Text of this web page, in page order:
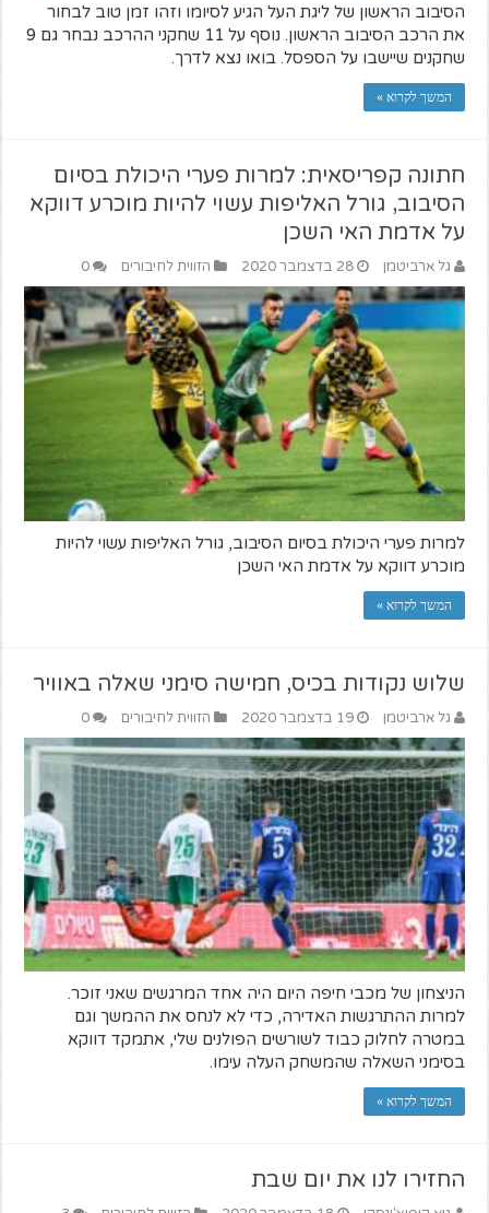
הסיבוב הראשון של ליגת העל הגיע לסיומו וזהו זמן טוב לבחור
את הרכב הסיבוב הראשון. נוסף על 11 שחקני ההרכב נבחר גם 9
שחקנים שיישבו על הספסל. בואו נצא לדרך.
המשך לקרוא »
חתונה קפריסאית: למרות פערי היכולת בסיום
הסיבוב, גורל האליפות עשוי להיות מוכרע דווקא
על אדמת האי השכן
גל ארביטמן 28 בדצמבר 2020 הזווית לחיבורים 0
למרות פערי היכולת בסיום הסיבוב, גורל האליפות עשוי להיות
מוכרע דווקא על אדמת האי השכן
המשך לקרוא »
שלוש נקודות בכיס, חמישה סימני שאלה באוויר
גל ארביטמן 19 בדצמבר 2020 הזווית לחיבורים 0
הניצחון של מכבי חיפה היום היה אחד המרגשים שאני זוכר.
למרות ההתרגשות האדירה, כדי לא לנחס את ההמשך וגם
במטרה לחלוק כבוד לשורשים הפולנים שלי, אתמקד דווקא
בסימני השאלה שהמשחק העלה עימו.
המשך לקרוא »
החזירו לנו את יום שבת